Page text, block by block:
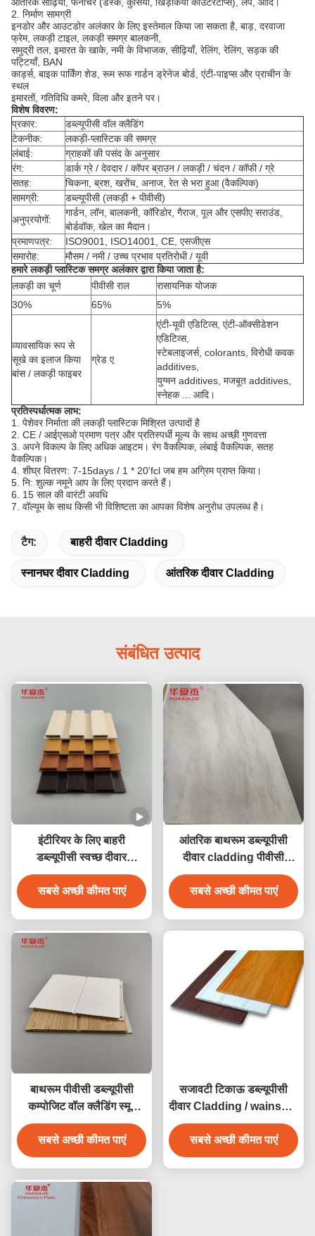
2. निर्माण सामग्री
इनडोर और आउटडोर अलंकार के लिए इस्तेमाल किया जा सकता है, बाड़, दरवाजा
फ्रेम, लकड़ी टाइल, लकड़ी समग्र बालकनी,
समुद्री तल, इमारत के खाके, नमी के विभाजक, सीढ़ियाँ, रेलिंग, रेलिंग, सड़क की
पट्टियाँ, BAN
कार्ड्स, बाइक पार्किंग शेड, रूम रूफ गार्डन ड्रेनेज बोर्ड, एंटी-पाइप्स और प्राचीन के
स्थल
इमारतों, गतिविधि कमरे, विला और इतने पर।
विशेष विवरण:
प्रकार:
डब्ल्यूपीसी वॉल क्लैडिंग
टेकनीक:
लकड़ी-प्लास्टिक की समग्र
लंबाई:
ग्राहकों की पसंद के अनुसार
रंग:
डार्क ग्रे / देवदार / कॉपर ब्राउन / लकड़ी / चंदन / कॉफी / ग्रे
सतह:
चिकना, ब्रश, खरोंच, अनाज, रेत से भरा हुआ (वैकल्पिक)
सामग्री:
डब्ल्यूपीसी (लकड़ी + पीवीसी)
अनुप्रयोगों:
गार्डन, लॉन, बालकनी, कॉरिडोर, गैराज, पूल और एसपीए सराउंड,
बोर्डवॉक, खेल का मैदान।
प्रमाणपत्र:
ISO9001, ISO14001, CE, एसजीएस
समारोह:
मौसम / नमी / उच्च प्रभाव प्रतिरोधी / यूवी
हमारे लकड़ी प्लास्टिक समग्र अलंकार द्वारा किया जाता है:
लकड़ी का चूर्ण
पीवीसी राल
रासायनिक योजक
30%
65% 5%
व्यावसायिक रूप से
सूखे का इलाज किया
बांस / लकड़ी फाइबर
ग्रेड ए
एंटी-यूवी एडिटिव्स, एंटी-ऑक्सीडेशन
एडिटिव्स,
स्टेबलाइजर्स, colorants, विरोधी कवक
additives,
युग्मन additives, मजबूत additives,
स्नेहक ... आदि।
प्रतिस्पर्धात्मक लाभ:
1. पेशेवर निर्माता की लकड़ी प्लास्टिक मिश्रित उत्पादों है
2. CE / आईएसओ प्रमाण पत्र और प्रतिस्पर्धी मूल्य के साथ अच्छी गुणवत्ता
3. अपने विकल्प के लिए अधिक आइटम। रंग वैकल्पिक, लंबाई वैकल्पिक, सतह
वैकल्पिक।
4. शीघ्र वितरण: 7-15days / 1 * 20'fcl जब हम अग्रिम प्राप्त किया।
5. नि: शुल्क नमूने आप के लिए प्रदान करते हैं।
6. 15 साल की वारंटी अवधि
7. वॉल्यूम के साथ किसी भी विशिष्टता का आपका विशेष अनुरोध उपलब्ध है।
टैग: बाहरी दीवार Cladding
स्नानघर दीवार Cladding आंतरिक दीवार Cladding
संबंधित उत्पाद
इंटीरियर के लिए बाहरी
डब्ल्यूपीसी स्वच्छ दीवार
cladding मौसम प्रतिरोधी
सबसे अच्छी कीमत पाएं
आंतरिक बाथरूम डब्ल्यूपीसी
दीवार cladding पीवीसी
लकड़ी कम्पोजिट आवरण
सबसे अच्छी कीमत पाएं
बाथरूम पीवीसी डब्ल्यूपीसी
कम्पोजिट वॉल क्लैडिंग स्मूद
वाटर रेसिस्टेंट
सबसे अच्छी कीमत पाएं
सजावटी टिकाऊ डब्ल्यूपीसी
दीवार Cladding / wainscot
आसानी से स्थापित
सबसे अच्छी कीमत पाएं